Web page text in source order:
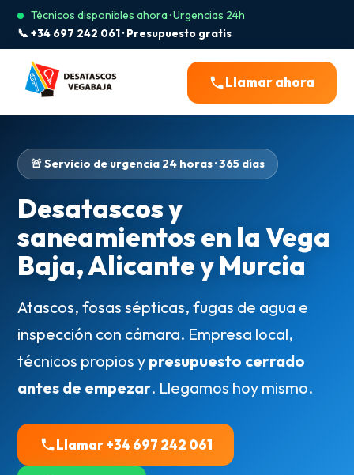
Técnicos disponibles ahora · Urgencias 24h
📞 +34 697 242 061 · Presupuesto gratis
Llamar ahora
🚨 Servicio de urgencia 24 horas · 365 días
Desatascos y
saneamientos en la Vega
Baja, Alicante y Murcia
Atascos, fosas sépticas, fugas de agua e
inspección con cámara. Empresa local,
técnicos propios y presupuesto cerrado
antes de empezar. Llegamos hoy mismo.
Llamar +34 697 242 061